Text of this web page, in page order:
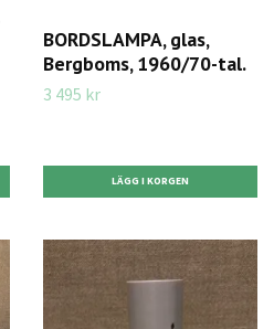
BORDSLAMPA, glas,
Bergboms, 1960/70-tal.
3 495 kr